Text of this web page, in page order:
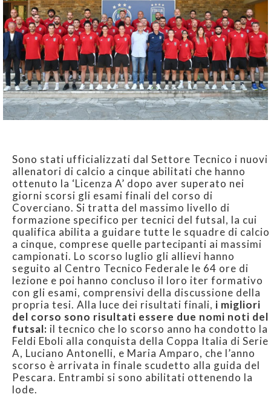
Sono stati ufficializzati dal Settore Tecnico i nuovi
allenatori di calcio a cinque abilitati che hanno
ottenuto la ‘Licenza A’ dopo aver superato nei
giorni scorsi gli esami finali del corso di
Coverciano. Si tratta del massimo livello di
formazione specifico per tecnici del futsal, la cui
qualifica abilita a guidare tutte le squadre di calcio
a cinque, comprese quelle partecipanti ai massimi
campionati. Lo scorso luglio gli allievi hanno
seguito al Centro Tecnico Federale le 64 ore di
lezione e poi hanno concluso il loro iter formativo
con gli esami, comprensivi della discussione della
propria tesi. Alla luce dei risultati finali, i migliori
del corso sono risultati essere due nomi noti del
futsal: il tecnico che lo scorso anno ha condotto la
Feldi Eboli alla conquista della Coppa Italia di Serie
A, Luciano Antonelli, e Maria Amparo, che l’anno
scorso è arrivata in finale scudetto alla guida del
Pescara. Entrambi si sono abilitati ottenendo la
lode.